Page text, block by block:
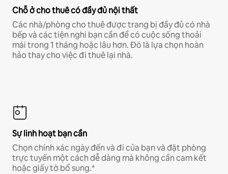
Chỗ ở cho thuê có đầy đủ nội thất
Các nhà/phòng cho thuê được trang bị đầy đủ có nhà
bếp và các tiện nghi bạn cần để có cuộc sống thoải
mái trong 1 tháng hoặc lâu hơn. Đó là lựa chọn hoàn
hảo thay cho việc đi thuê lại nhà.
Sự linh hoạt bạn cần
Chọn chính xác ngày đến và đi của bạn và đặt phòng
trực tuyến một cách dễ dàng mà không cần cam kết
hoặc giấy tờ bổ sung.*